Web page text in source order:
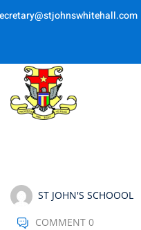
Skip
ST JOHN'S SCHOOOL
COMMENT 0